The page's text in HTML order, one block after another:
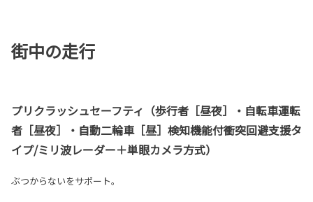
街中の走行
プリクラッシュセーフティ（歩行者［昼夜］・自転車運転
者［昼夜］・自動二輪車［昼］検知機能付衝突回避支援タ
イプ/ミリ波レーダー＋単眼カメラ方式）
ぶつからないをサポート。